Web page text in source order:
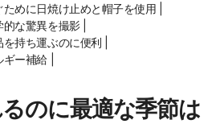
めに日焼け止めと帽子を使用 |
な驚異を撮影 |
持ち運ぶのに便利 |
ー補給 |
のに最適な季節は